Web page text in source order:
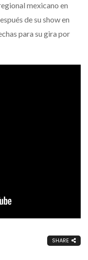
mexicano en
de su show en
para su gira por
SHARE